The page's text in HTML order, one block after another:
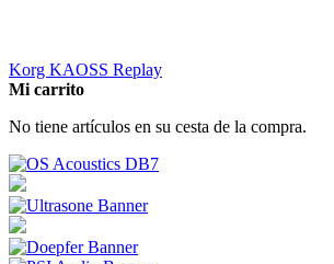
Korg KAOSS Replay
Mi carrito
No tiene artículos en su cesta de la compra.